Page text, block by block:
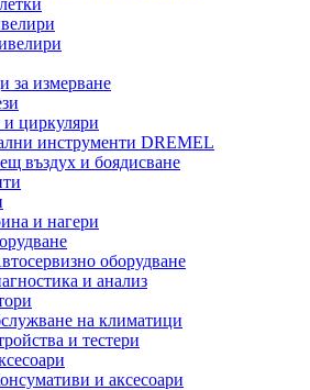
за измерване
циркуляри
инструменти DREMEL
въздух и боядисване
и нагери
оборудване
и анализ
на климатици
и тестери
и аксесоари